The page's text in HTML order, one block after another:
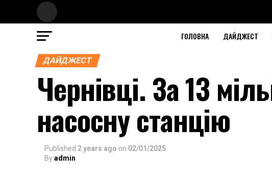
ГОЛОВНА ДАЙДЖЕСТ
ДАЙДЖЕСТ
Чернівці. За 13
насосну станцію
Published 2 years ago on 02/01/2025
Byadmin